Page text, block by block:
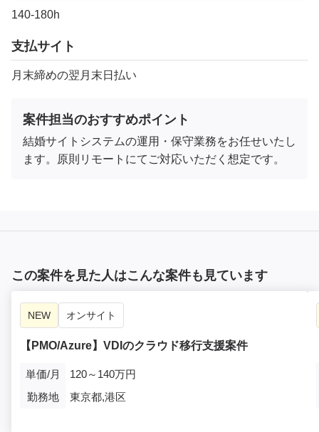
140-180h
支払サイト
月末締めの翌月末日払い
案件担当のおすすめポイント
結婚サイトシステムの運用・保守業務をお任せいたし
ます。原則リモートにてご対応いただく想定です。
この案件を見た人はこんな案件も見ています
NEW オンサイト
【PMO/Azure】VDIのクラウド移行支援案件
単価/月
120～140万円
勤務地
東京都,港区